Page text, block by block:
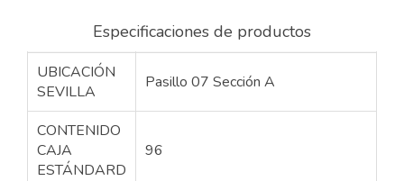
Especificaciones de productos
UBICACIÓN
SEVILLA
Pasillo 07 Sección A
CONTENIDO
CAJA
ESTÁNDARD
96